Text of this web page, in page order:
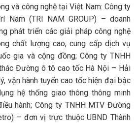
và công nghệ tại Việt Nam: Công ty
Nam (TRI NAM GROUP) – doanh
phát triển các giải pháp công nghệ
chất lượng cao, cung cấp dịch vụ
gia và cộng đồng; Công ty TNHH
Đường ô tô cao tốc Hà Nội – Hải
vận hành tuyến cao tốc hiện đại bậc
hệ thống giao thông thông minh
hành; Công ty TNHH MTV Đường
– đơn vị trực thuộc UBND Thành